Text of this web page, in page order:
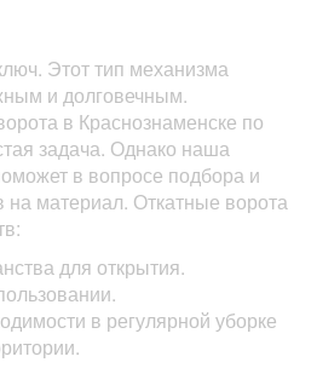
Этот тип механизма
и долговечным.
в Краснознаменске по
задача. Однако наша
в вопросе подбора и
материал. Откатные ворота
для открытия.
в регулярной уборке